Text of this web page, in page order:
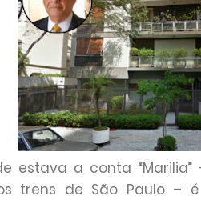
estava a conta
trens de São Paulo –